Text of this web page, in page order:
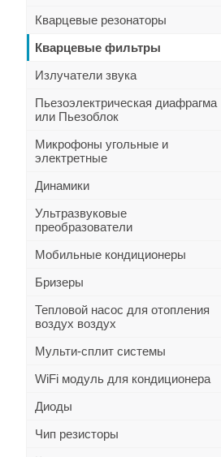
Кварцевые резонаторы
Кварцевые фильтры
Излучатели звука
Пьезоэлектрическая диафрагма
или Пьезоблок
Микрофоны угольные и
электретные
Динамики
Ультразвуковые
преобразователи
Мобильные кондиционеры
Бризеры
Тепловой насос для отопления
воздух воздух
Мульти-сплит системы
WiFi модуль для кондиционера
Диоды
Чип резисторы